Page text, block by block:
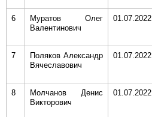
6
Муратов Олег
Валентинович
01.07.2022
7
Поляков Александр
Вячеславович
01.07.2022
8
Молчанов Денис
Викторович
01.07.2022